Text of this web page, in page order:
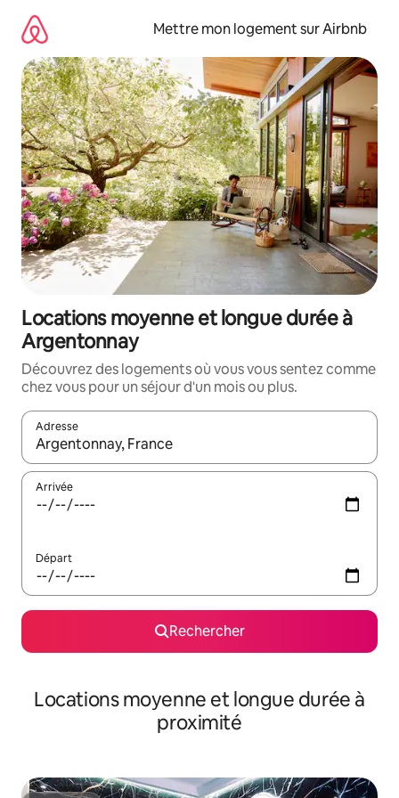
directement
contenu
Mettre mon logement sur Airbnb
Locations moyenne et longue durée à
Argentonnay
Découvrez des logements où vous vous sentez comme
chez vous pour un séjour d'un mois ou plus.
Adresse
Lorsque les résultats s'affichent, utilisez les flèches vers le
Arrivée
Départ
Rechercher
Locations moyenne et longue durée à
proximité